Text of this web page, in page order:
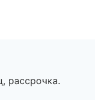
рассрочка.